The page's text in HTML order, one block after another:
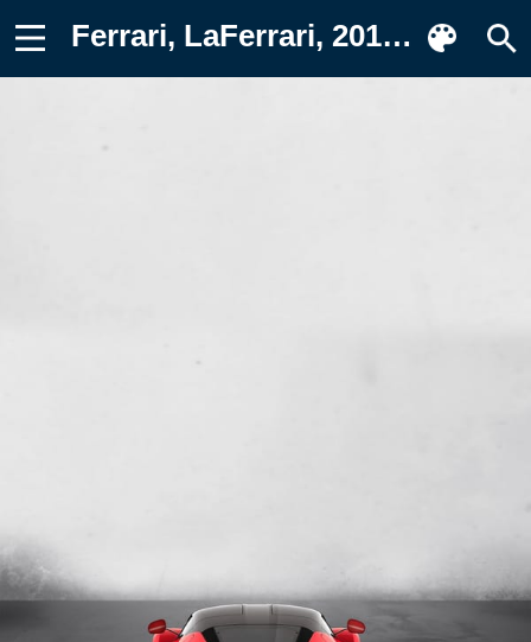
Ferrari, LaFerrari, 2014 Картинка на телефон